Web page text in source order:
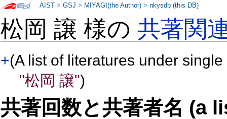
松岡 譲 様の共著関
+(A list of literatures under
"松岡 譲")
共著回数と共著者名 (a
AIST >GSJ > MIYAGI(the Author) >nkysdb (this DB)